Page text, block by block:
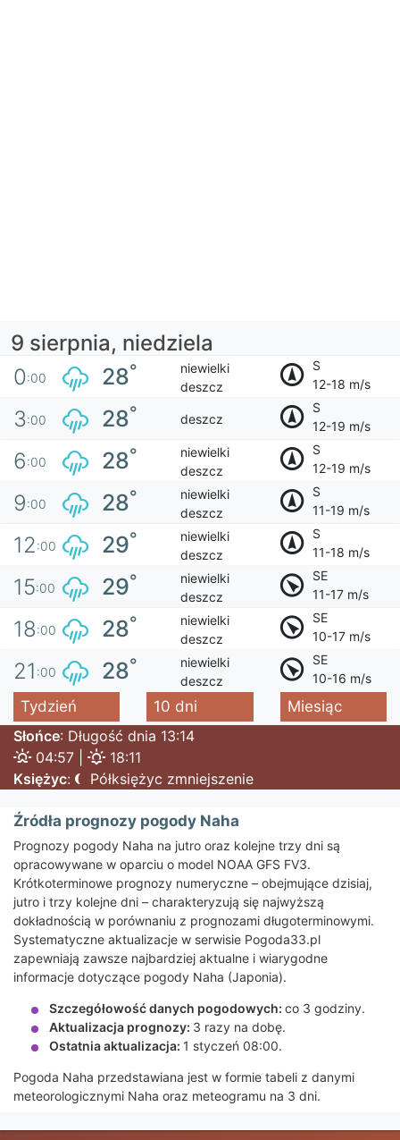
9 sierpnia, niedziela
0:00 28°
niewielki
deszcz
S
12-18 m/s
3:00 28° deszcz
S
12-19 m/s
6:00 28°
niewielki
deszcz
S
12-19 m/s
9:00 28°
niewielki
deszcz
S
11-19 m/s
12:00 29°
niewielki
deszcz
S
11-18 m/s
15:00 29°
niewielki
deszcz
SE
11-17 m/s
18:00 28°
niewielki
deszcz
SE
10-17 m/s
21 :00 28°
niewielki
deszcz
SE
10-16 m/s
Tydzień 10 dni
Miesiąc
Słońce: Długość dnia 13:14
04:57 |
18:11
Księżyc: Półksiężyc zmniejszenie
Źródła prognozy pogody Naha
Prognozy pogody Naha na jutro oraz kolejne trzy dni są
opracowywane w oparciu o model NOAA GFS FV3.
Krótkoterminowe prognozy numeryczne – obejmujące dzisiaj,
jutro i trzy kolejne dni – charakteryzują się najwyższą
dokładnością w porównaniu z prognozami długoterminowymi.
Systematyczne aktualizacje w serwisie Pogoda33.pl
zapewniają zawsze najbardziej aktualne i wiarygodne
informacje dotyczące pogody Naha (Japonia).
Szczegółowość danych pogodowych: co 3 godziny.
Aktualizacja prognozy: 3 razy na dobę.
Ostatnia aktualizacja: 1 styczeń 08:00.
Pogoda Naha przedstawiana jest w formie tabeli z danymi
meteorologicznymi Naha oraz meteogramu na 3 dni.